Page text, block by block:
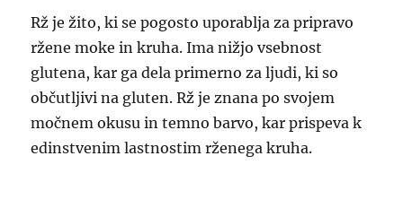
Rž je žito, ki se pogosto uporablja za pripravo
ržene moke in kruha. Ima nižjo vsebnost
glutena, kar ga dela primerno za ljudi, ki so
občutljivi na gluten. Rž je znana po svojem
močnem okusu in temno barvo, kar prispeva k
edinstvenim lastnostim rženega kruha.